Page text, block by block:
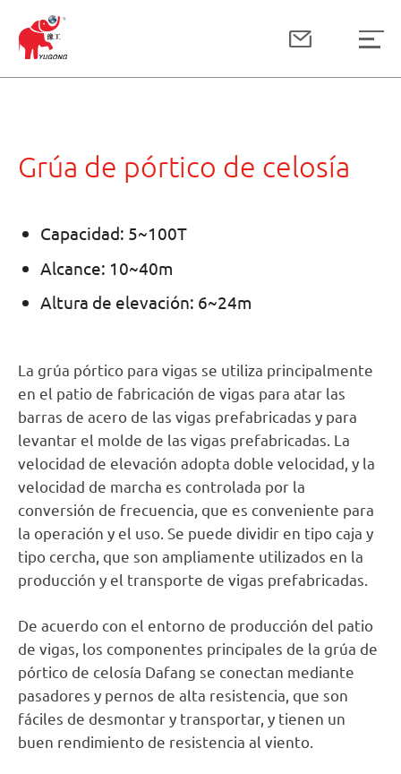
Grúa de pórtico de celosía
Capacidad: 5~100T
Alcance: 10~40m
Altura de elevación: 6~24m
La grúa pórtico para vigas se utiliza principalmente
en el patio de fabricación de vigas para atar las
barras de acero de las vigas prefabricadas y para
levantar el molde de las vigas prefabricadas. La
velocidad de elevación adopta doble velocidad, y la
velocidad de marcha es controlada por la
conversión de frecuencia, que es conveniente para
la operación y el uso. Se puede dividir en tipo caja y
tipo cercha, que son ampliamente utilizados en la
producción y el transporte de vigas prefabricadas.
De acuerdo con el entorno de producción del patio
de vigas, los componentes principales de la grúa de
pórtico de celosía Dafang se conectan mediante
pasadores y pernos de alta resistencia, que son
fáciles de desmontar y transportar, y tienen un
buen rendimiento de resistencia al viento.